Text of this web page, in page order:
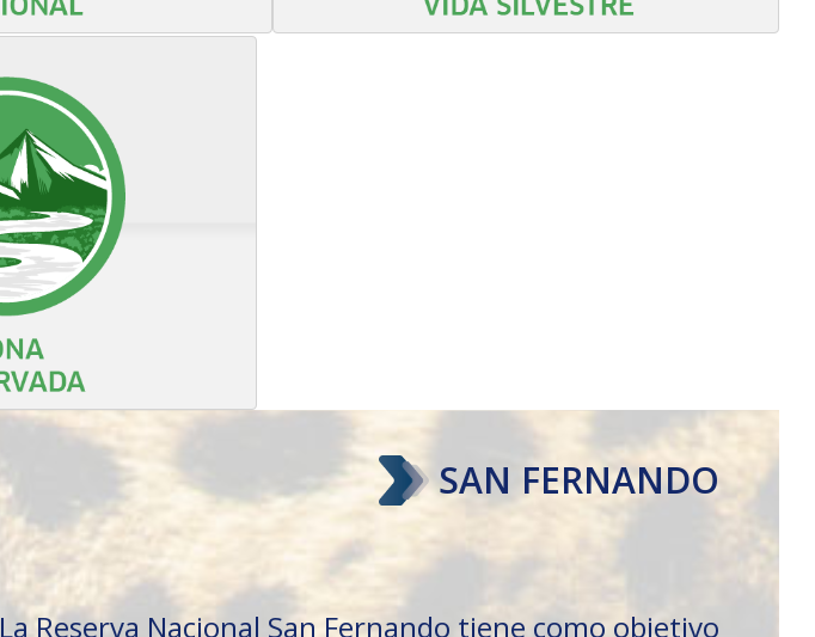
SAN FERNANDO
La Reserva Nacional San Fernando tiene como objetivo